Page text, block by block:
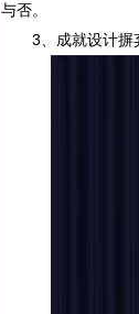
与否。
3、成就设计摒弃